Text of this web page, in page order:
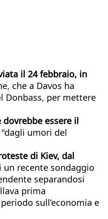
il 24 febbraio, in
che a Davos ha
Donbass, per mettere
essere il
umori del
di Kiev, dal
recente sondaggio
separandosi
prima
sull’economia e